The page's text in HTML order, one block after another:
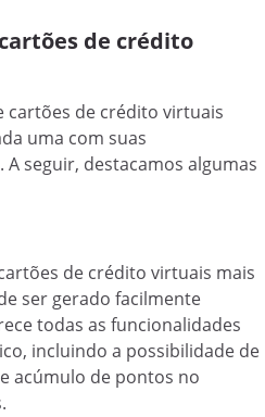
de crédito
cartões de crédito virtuais
uma com suas
seguir, destacamos algumas
de crédito virtuais mais
ser gerado facilmente
todas as funcionalidades
incluindo a possibilidade de
acúmulo de pontos no